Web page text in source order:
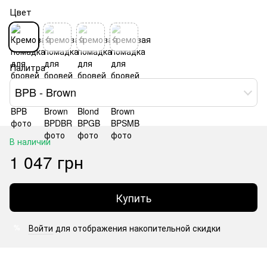
Цвет
Палитра
BPB - Brown
В наличии
1 047 грн
Купить
Войти для отображения накопительной скидки